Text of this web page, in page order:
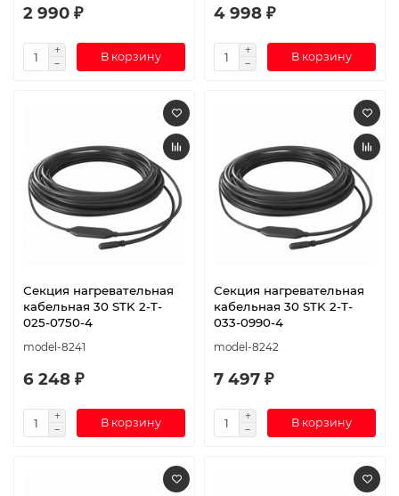
2 990 ₽
В корзину
4 998 ₽
В корзину
Секция нагревательная
кабельная 30 STK 2-T-
025-0750-4
model-8241
6 248 ₽
В корзину
Секция нагревательная
кабельная 30 STK 2-T-
033-0990-4
model-8242
7 497 ₽
В корзину